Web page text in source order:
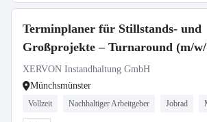
Terminplaner für Stillstands- und
Großprojekte – Turnaround (m/
XERVON Instandhaltung GmbH
Münchsmünster
Vollzeit Nachhaltiger Arbeitgeber Jobrad